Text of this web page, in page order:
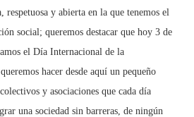
respetuosa y abierta en la que tenemos el
social; queremos destacar que hoy 3 de
el Día Internacional de la
hacer desde aquí un pequeño
y asociaciones que cada día
una sociedad sin barreras, de ningún